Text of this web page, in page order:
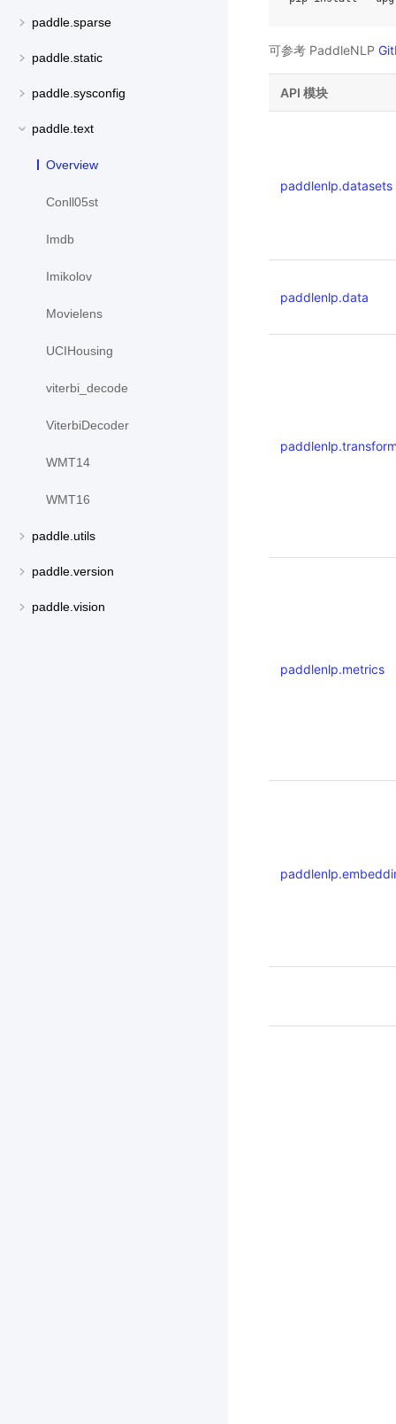
paddle.sparse
paddle.static
paddle.sysconfig
paddle.text
Overview
Conll05st
Imdb
Imikolov
Movielens
UCIHousing
viterbi_decode
ViterbiDecoder
WMT14
WMT16
paddle.utils
paddle.version
paddle.vision
可参考 PaddleNLP
API 模块
paddlenlp.datasets
paddlenlp.data
paddlenlp.metrics